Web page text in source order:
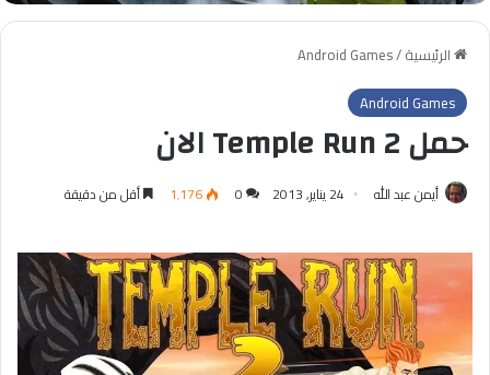
الرئيسية/
Android Games
Android Games
حمل Temple Run 2 الان
أيمن عبد الله 24 يناير, 2013 0 1٬176 أقل من دقيقة